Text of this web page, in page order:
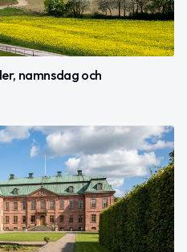
namnsdag och